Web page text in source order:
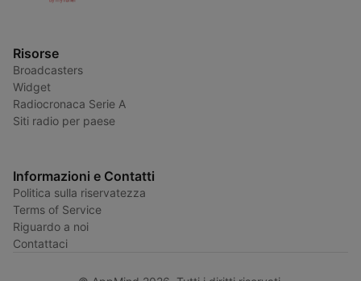
Risorse
Broadcasters
Widget
Radiocronaca Serie A
Siti radio per paese
Informazioni e Contatti
Politica sulla riservatezza
Terms of Service
Riguardo a noi
Contattaci